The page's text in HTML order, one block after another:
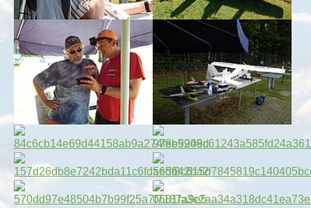
Show larger version for: Show larger version for:
Show larger version for: Show larger version for:
Show larger version for: Show larger version for:
Show larger version for: Show larger version for: